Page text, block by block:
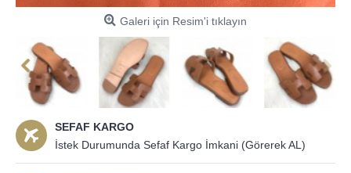
Galeri için Resim'i tıklayın
SEFAF KARGO
İstek Durumunda Sefaf Kargo İmkani (Görerek AL)